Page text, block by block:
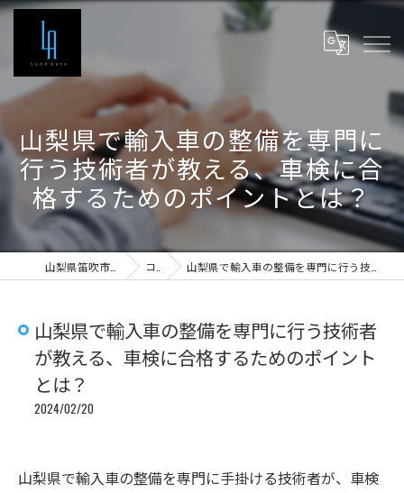
山梨県で輸入車の整備を専門に
行う技術者が教える、車検に合
格するためのポイントとは？
コラム 山梨県で輸入車の整備を専門に行う技術者が教える、車検に合格するためのポイントとは？
山梨県で輸入車の整備を専門に行う技術者
が教える、車検に合格するためのポイント
とは？
2024/02/20
山梨県で輸入車の整備を専門に手掛ける技術者が、車検